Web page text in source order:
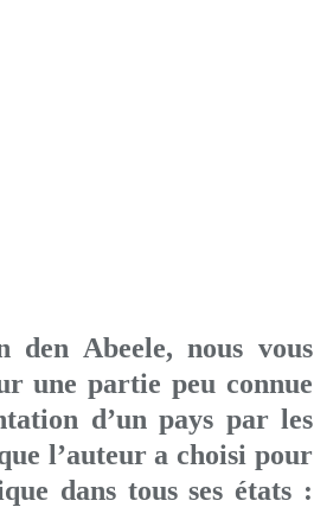
Abeele, nous vous
une partie peu connue
d’un pays par les
l’auteur a choisi pour
dans tous ses états :